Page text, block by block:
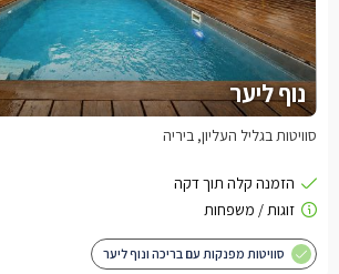
נוף ליער
סוויטות בגליל העליון, ביריה
סוויטות מפנקות עם בריכה ונוף ליער